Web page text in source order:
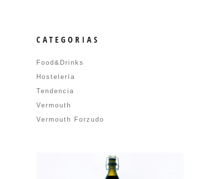
CATEGORIAS
Food&Drinks
Hostelería
Tendencia
Vermouth
Vermouth Forzudo